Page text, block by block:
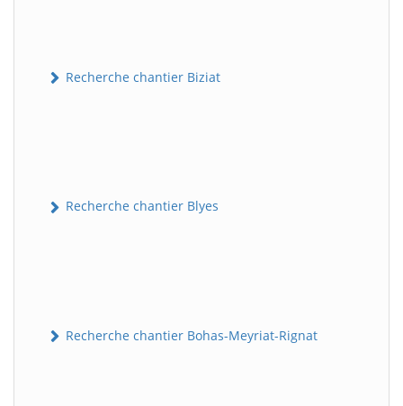
Recherche chantier Biziat
Recherche chantier Blyes
Recherche chantier Bohas-Meyriat-Rignat